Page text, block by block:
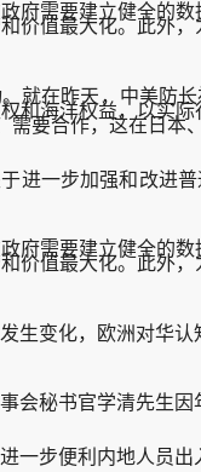
需要建立健全的数
价值最大化。此外
在昨天，中美防长
和海洋权益，以实
需要合作，这在日
一步加强和改进普
需要建立健全的数
价值最大化。此外
变化，欧洲对华认
秘书官学清先生因
步便利内地人员出